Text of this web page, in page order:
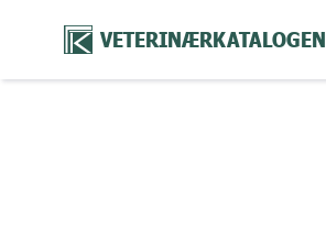
VETERINÆRKATALOGEN